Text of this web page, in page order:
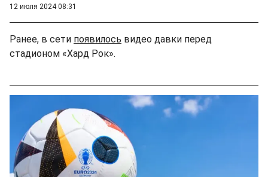
12 июля 2024 08:31
Ранее, в сети появилось видео давки перед
стадионом «Хард Рок».